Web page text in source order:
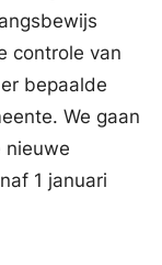
controle van
bepaalde
We gaan
nieuwe
1 januari